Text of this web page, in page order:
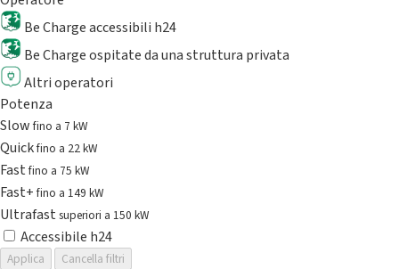
Be Charge accessibili h24
Be Charge ospitate da una struttura privata
Altri operatori
Potenza
Slowfino a 7 kW
Quickfino a 22 kW
Fastfino a 75 kW
Fast+fino a 149 kW
Ultrafast superiori a 150 kW
Accessibile h24
Applica
Cancella filtri